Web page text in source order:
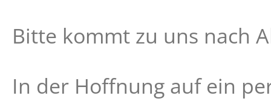
Bitte kommt zu uns nach
In der Hoffnung auf ein